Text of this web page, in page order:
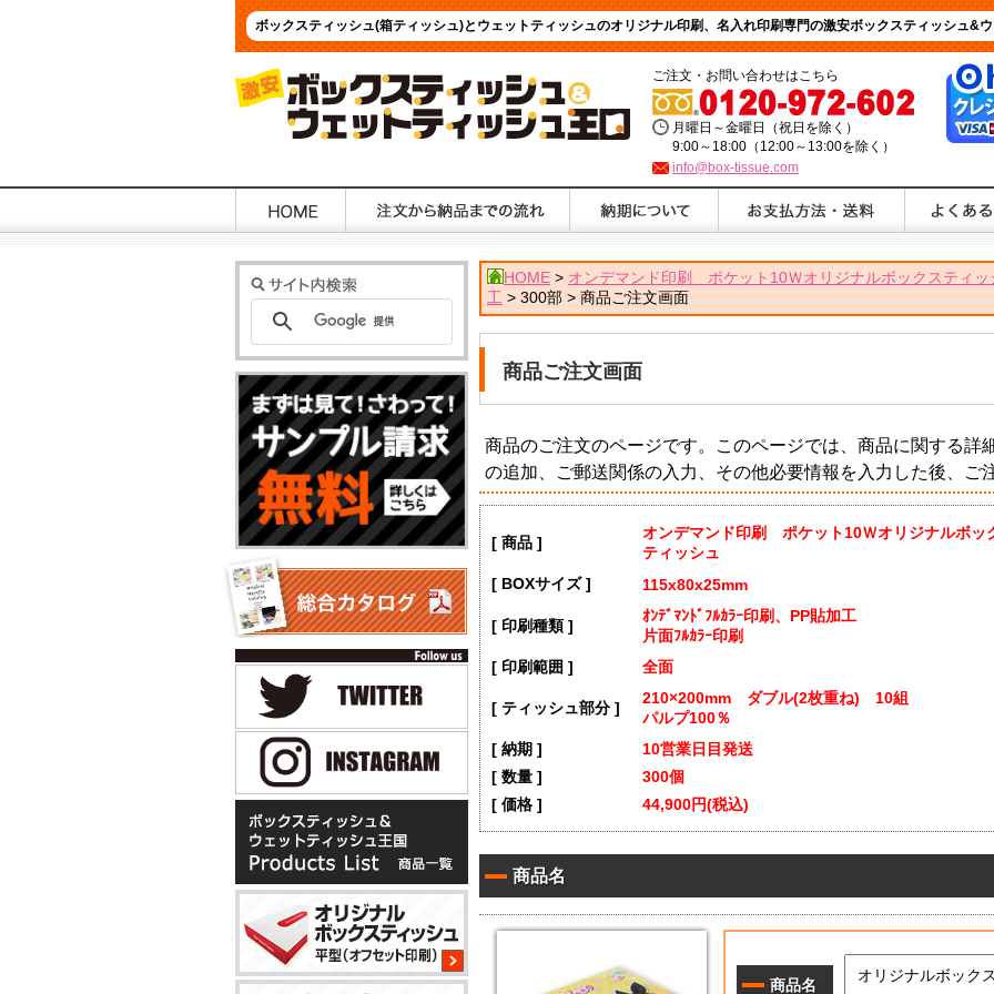
ボックスティッシュ(箱ティッシュ)とウェットティッシュのオリジナル印刷、名入れ印刷専門の激安ボックスティッシュ&
ご注文・お問い合わせはこちら
月曜日～金曜日（祝日を除く）
9:00～18:00（12:00～13:00を除く）
info@box-tissue.com
HOME > オンデマンド印刷 ポケット10Ｗオリジナルボックスティッ
工 > 300部 > 商品ご注文画面
商品ご注文画面
商品のご注文のページです。このページでは、商品に関する詳
の追加、ご郵送関係の入力、その他必要情報を入力した後、ご
[ 商品 ]
オンデマンド印刷 ポケット10Ｗオリジナルボッ
ティッシュ
[ BOXサイズ ]
115x80x25mm
[ 印刷種類 ]
ｵﾝﾃﾞﾏﾝﾄﾞﾌﾙｶﾗｰ印刷、PP貼加工
片面ﾌﾙｶﾗｰ印刷
[ 印刷範囲 ]
全面
[ ティッシュ部分 ]
210×200mm ダブル(2枚重ね) 10組
パルプ100％
[ 納期 ]
10営業日目発送
[ 数量 ]
300個
[ 価格 ]
44,900円(税込)
商品名
商品名